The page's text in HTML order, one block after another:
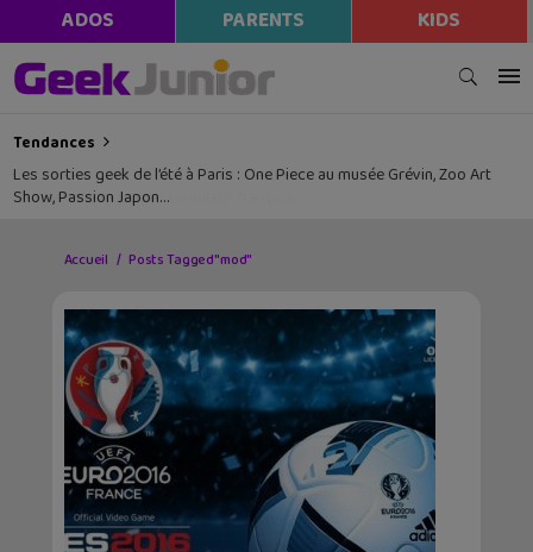
ADOS PARENTS KIDS
Tendances
Les sorties geek de l’été à Paris : One Piece au musée Grévin, Zoo Art
Show, Passion Japon…
Accueil Posts Tagged "mod"